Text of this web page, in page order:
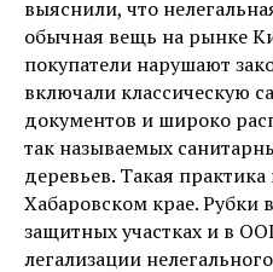
выяснили, что
обычная вещь на рынке
покупатели нарушают
включали классическую
документов и широко
так называемых
деревьев. Такая
Хабаровском крае. Рубки
защитных участках и в
легализации